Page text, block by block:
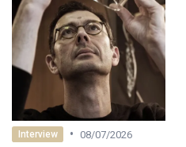
Interview • 08/07/2026